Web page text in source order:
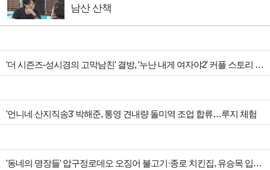
남산 산책
'더 시즌즈-성시경의 고막남친' 결방, '누난 내게 여자야2' 커플 스토리 편성
'언니네 산지직송3' 박해준, 통영 견내량 돌미역 조업 합류…루지 체험
'동네의 명장들' 압구정로데오 오징어 불고기·종로 치킨집, 유승목 입맛 저격